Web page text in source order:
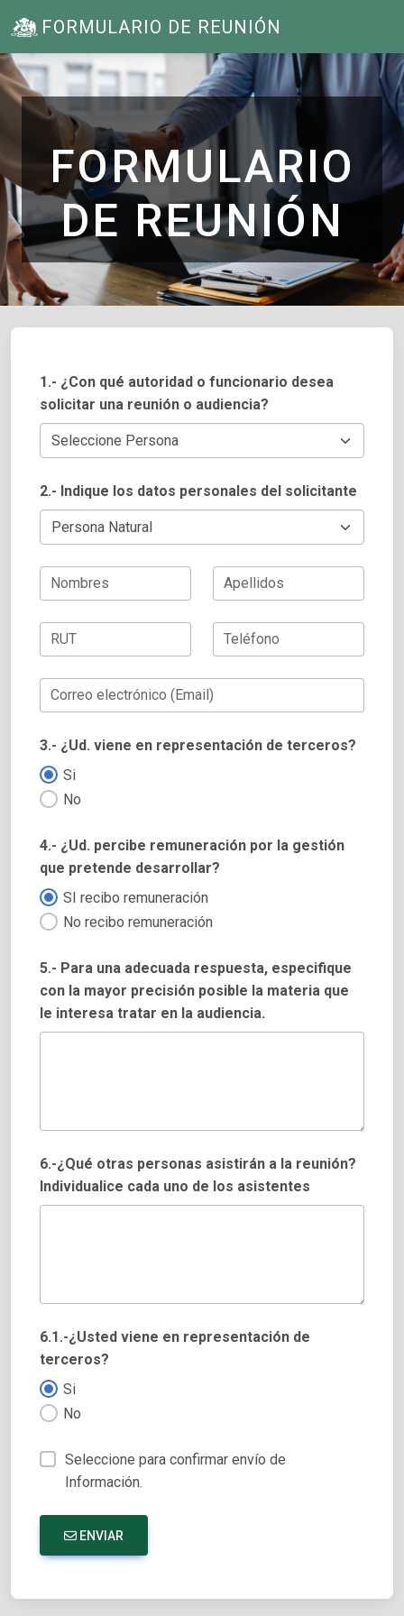
FORMULARIO DE REUNIÓN
FORMULARIO
DE REUNIÓN
1.- ¿Con qué autoridad o funcionario desea
solicitar una reunión o audiencia?
2.- Indique los datos personales del solicitante
Nombres Apellidos
RUT Teléfono
Correo electrónico (Email)
3.- ¿Ud. viene en representación de terceros?
Si
No
4.- ¿Ud. percibe remuneración por la gestión
que pretende desarrollar?
SI recibo remuneración
No recibo remuneración
5.- Para una adecuada respuesta, especifique
con la mayor precisión posible la materia que
le interesa tratar en la audiencia.
6.-¿Qué otras personas asistirán a la reunión?
Individualice cada uno de los asistentes
6.1.-¿Usted viene en representación de
terceros?
Si
No
Seleccione para confirmar envío de
Información.
ENVIAR